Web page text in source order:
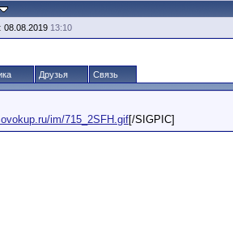
08.08.2019 13:10
Друзья Связь
im/715_2SFH.gif[/SIGPIC]